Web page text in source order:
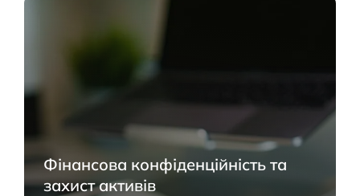
Фінансова конфіденційність та
захист активів